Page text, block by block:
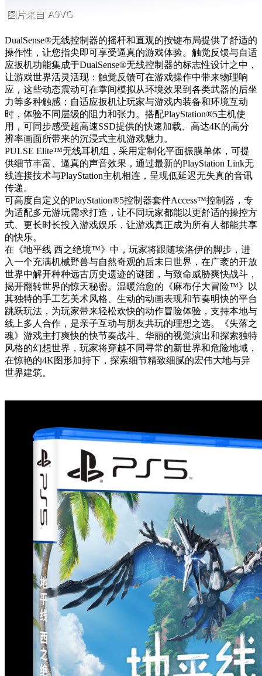
DualSense®无线控制器的摇杆和直观的按键布局提供了舒适的
操作性，让您指尖即可享受逼真的游戏体验。触觉反馈与自适
应扳机功能集成于DualSense®无线控制器的标志性设计之中，
让游戏世界活灵活现：触觉反馈可在游戏操作中带来物理响
应，这些动态震动可在掌间模拟从环境效果到各类武器的后坐
力等多种触感；自适应扳机让玩家与游戏内装备和环境互动
时，体验不同层级的阻力和张力。搭配PlayStation®5主机使
用，可同步感受超高速SSD提供的快速加载、高达4K的高分
辨率画面所带来的沉浸式主机游戏魅力。
PULSE Elite™无线耳机组，采用定制化平面振膜单体，可提
供细节丰富、逼真的声音效果，通过最新的PlayStation Link无
线连接技术与PlayStation主机相连，呈现低延迟无失真的音讯
传递。
可高度自定义的PlayStation®5控制器套件Access™控制器，专
为适配多元游玩需求打造，让不同玩家都能以更舒适的操控方
式、更长时长投入游戏娱乐，让游戏真正成为所有人都能共享
的快乐。
在《地平线 西之绝境™》中，玩家将跟随埃洛伊的脚步，进
入一个充满机械野兽与自然奇观的后末日世界，在广袤的开放
世界中解开种种远古历史遗迹的谜团，与致命威胁爽快战斗，
揭开翻转世界的惊天秘密。温暖治愈的《麻布仔大冒险™》以
其独特的手工艺美术风格、生动的动画表现和节奏明快的平台
跳跃玩法，为玩家带来轻松欢快的动作冒险体验，支持本地与
线上多人合作，是亲子互动与朋友共玩的理想之选。《失落之
魂》游戏主打爽快的快节奏战斗、华丽的视觉演出和探索独特
风格的幻想世界，玩家将穿越不同寻常的新世界和危险地域，
在惊艳的4K图形加持下，探索细节精致细腻的宏伟大地与异
世界建筑。